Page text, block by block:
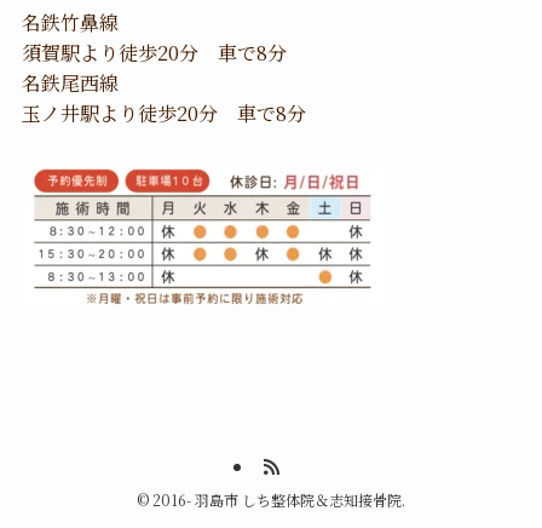
名鉄竹鼻線
須賀駅より徒歩20分 車で8分
名鉄尾西線
玉ノ井駅より徒歩20分 車で8分
© 2016- 羽島市 しち整体院＆志知接骨院.